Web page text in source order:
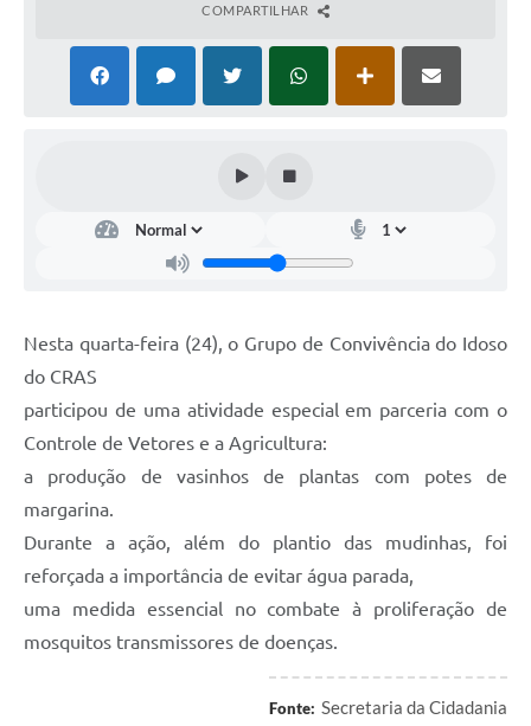
COMPARTILHAR
Nesta quarta-feira (24), o Grupo de Convivência do Idoso
do CRAS
participou de uma atividade especial em parceria com o
Controle de Vetores e a Agricultura:
a produção de vasinhos de plantas com potes de
margarina.
Durante a ação, além do plantio das mudinhas, foi
reforçada a importância de evitar água parada,
uma medida essencial no combate à proliferação de
mosquitos transmissores de doenças.
Fonte: Secretaria da Cidadania